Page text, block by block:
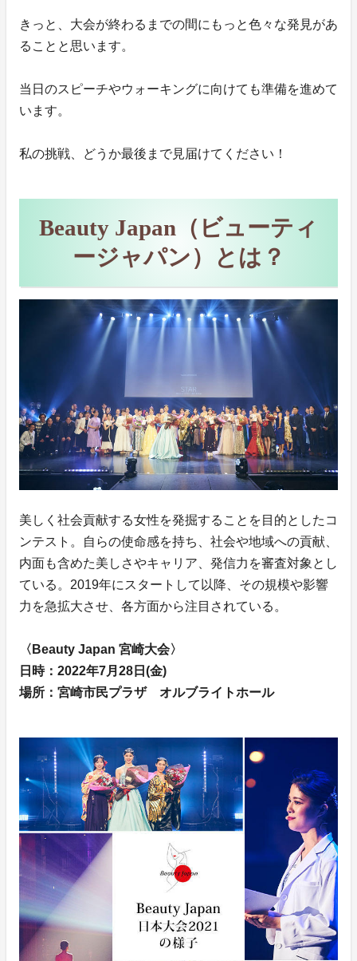
きっと、大会が終わるまでの間にもっと色々な発見があ
ることと思います。
当日のスピーチやウォーキングに向けても準備を進めて
います。
私の挑戦、どうか最後まで見届けてください！
Beauty Japan（ビューティ
ージャパン）とは？
美しく社会貢献する女性を発掘することを目的としたコ
ンテスト。自らの使命感を持ち、社会や地域への貢献、
内面も含めた美しさやキャリア、発信力を審査対象とし
ている。2019年にスタートして以降、その規模や影響
力を急拡大させ、各方面から注目されている。
〈Beauty Japan 宮崎大会〉
日時：2022年7月28日(金)
場所：宮崎市民プラザ オルブライトホール